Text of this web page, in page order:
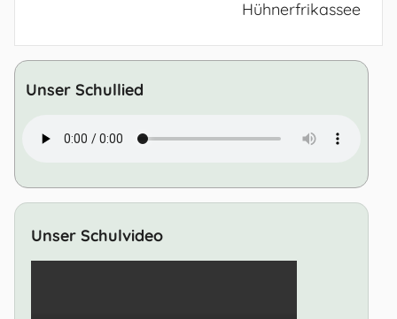
Hühnerfrikassee
Unser Schullied
Unser Schulvideo